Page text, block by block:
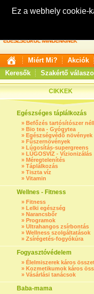
Ez a webhely cookie-
Miért Mi? Akciók
Keresők
Szakértő válaszol
CIKKEK
Egészséges táplálkozás
» Befőzés tartósítószer
» Bio tea - Gyógytea
» Egészségvédő növények
» Fűszernövények
» Lúgosítás-supergreens
» LÚGOSVÍZ - Vízionizálás
» Méregtelenítés
» Táplálkozás
» Tiszta víz
» Vitamin
Wellnes - Fitness
» Fitness
» Lelki egészség
» Narancsbőr
» Programok
» Ultrahangos zsírbontás
» Wellness szolgáltatások
» Zsírégetés-fogyókúra
Fogyasztóvédelem
» Élelmiszerek káros
» Kozmetikumok káros
» Vásárlási tanácsok
Baba-mama